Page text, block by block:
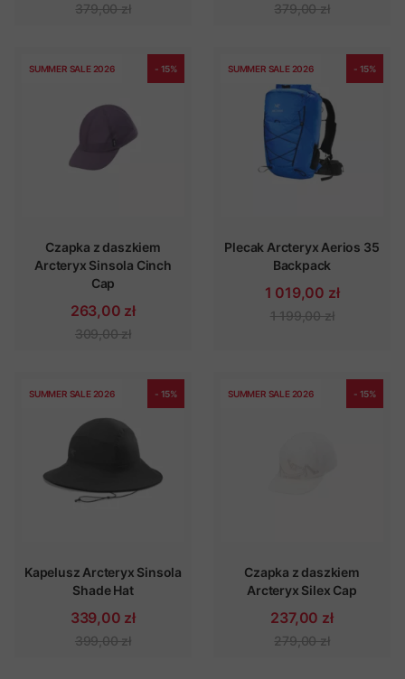
379,00 zł 379,00 zł
SUMMER SALE 2026 - 15%
Czapka z daszkiem
Arcteryx Sinsola Cinch
Cap
263,00 zł
309,00 zł
SUMMER SALE 2026 - 15%
Plecak Arcteryx Aerios 35
Backpack
1 019,00 zł
1 199,00 zł
SUMMER SALE 2026 - 15%
Kapelusz Arcteryx Sinsola
Shade Hat
339,00 zł
399,00 zł
SUMMER SALE 2026 - 15%
Czapka z daszkiem
Arcteryx Silex Cap
237,00 zł
279,00 zł